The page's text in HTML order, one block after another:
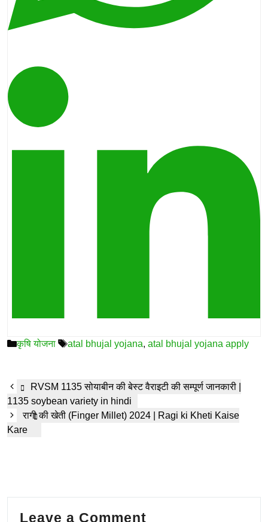
Categories
कृषि योजना Tags
atal bhujal yojana, atal bhujal yojana apply
RVSM 1135 सोयाबीन की बेस्ट वैराइटी की सम्पूर्ण जानकारी |
1135 soybean variety in hindi
रागी की खेती (Finger Millet) 2024 | Ragi ki Kheti Kaise
Kare
Leave a Comment